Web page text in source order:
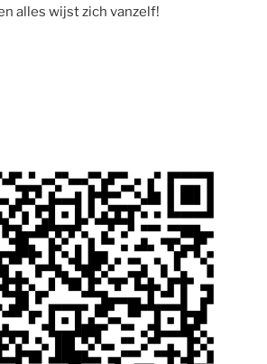
alles wijst zich vanzelf!